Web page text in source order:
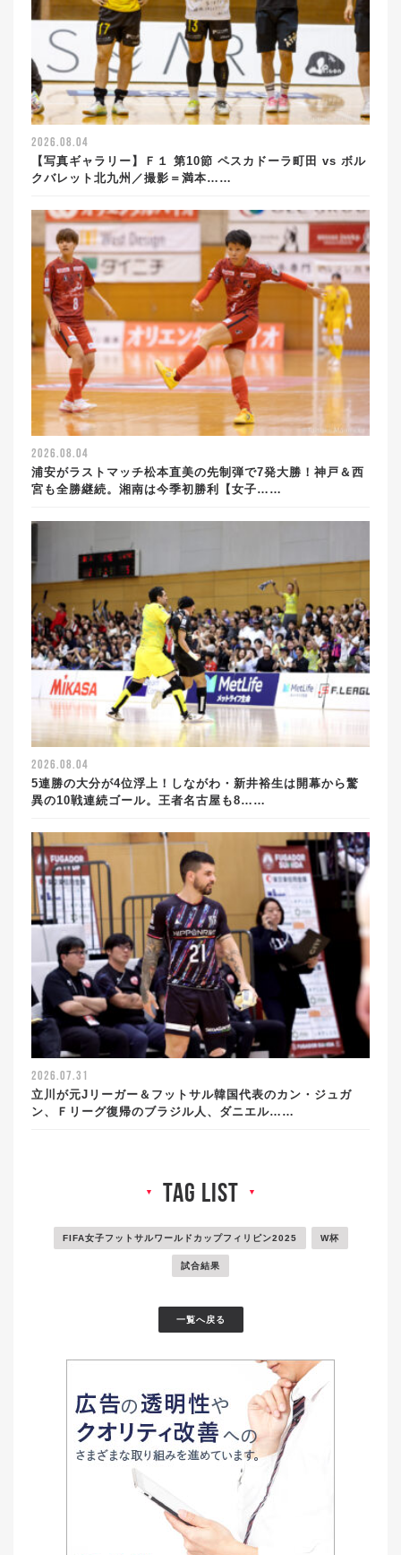
2026.08.04
【写真ギャラリー】Ｆ１ 第10節 ペスカドーラ町田 vs ボル
クバレット北九州／撮影＝満本……
2026.08.04
浦安がラストマッチ松本直美の先制弾で7発大勝！神戸＆西
宮も全勝継続。湘南は今季初勝利【女子……
2026.08.04
5連勝の大分が4位浮上！しながわ・新井裕生は開幕から驚
異の10戦連続ゴール。王者名古屋も8……
2026.07.31
立川が元Jリーガー＆フットサル韓国代表のカン・ジュガ
ン、Ｆリーグ復帰のブラジル人、ダニエル……
▼ tag list ▼
FIFA女子フットサルワールドカップフィリピン2025 W杯
試合結果
一覧へ戻る